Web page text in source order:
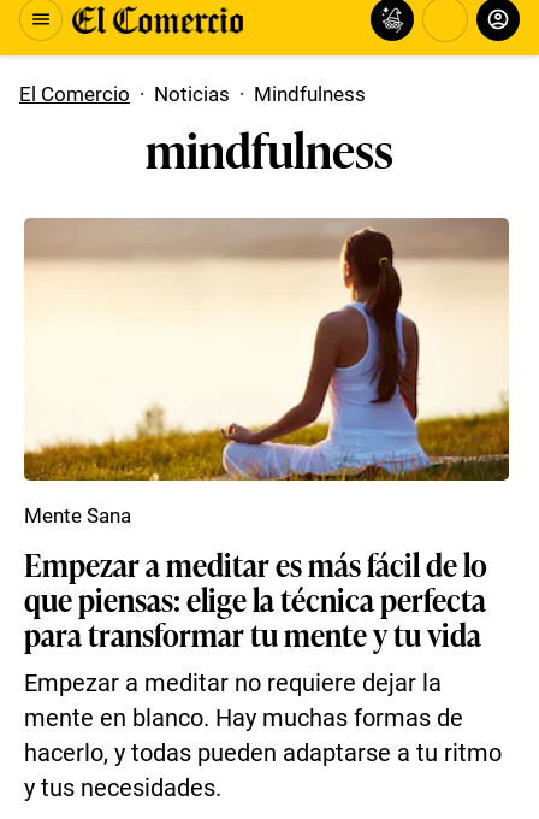
El Comercio · Noticias · Mindfulness
mindfulness
Empezar a meditar es más fácil de lo
que piensas: elige la técnica perfecta
para transformar tu mente y tu vida
Empezar a meditar no requiere dejar la
mente en blanco. Hay muchas formas de
hacerlo, y todas pueden adaptarse a tu ritmo
y tus necesidades.
Mente Sana